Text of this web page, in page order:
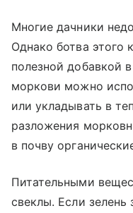
Многие дачники
Однако ботва этого
полезной добавкой
моркови можно
или укладывать в
разложения
в почву
Питательными
свеклы. Если